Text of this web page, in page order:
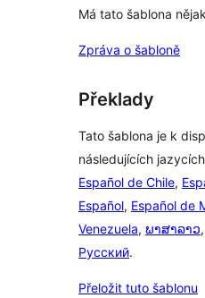
Má tato šablona
Zpráva o šabloně
Překlady
Tato šablona je k
následujících
Español de Chile,
Español, Español de
Venezuela, ພາສາລາວ,
Русский.
Přeložit tuto šablonu